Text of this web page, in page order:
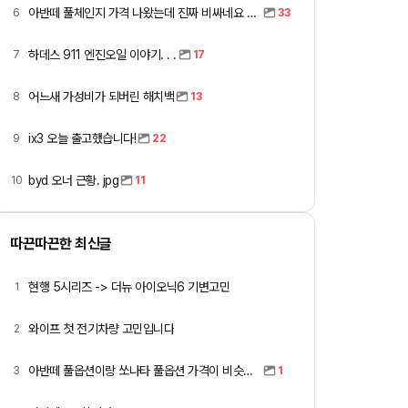
6 아반떼 풀체인지 가격 나왔는데 진짜 비싸네요 ㅎㅎ 33
7 하데스 911 엔진오일 이야기. . . 17
8 어느새 가성비가 되버린 해치백 13
9 ix3 오늘 출고했습니다! 22
10 byd 오너 근황. jpg 11
따끈따끈한 최신글
1 현행 5시리즈 -> 더뉴 아이오닉6 기변고민
2 와이프 첫 전기차량 고민입니다
3 아반떼 풀옵션이랑 쏘나타 풀옵션 가격이 비슷하네요 1